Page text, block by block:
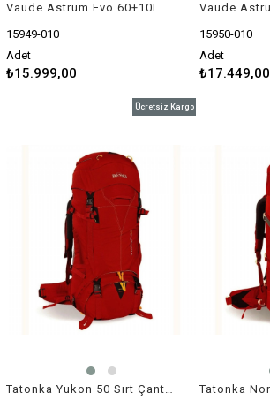
15949-010
Adet
₺15.999,00
15950-010
Adet
₺17.449,00
Tatonka Yukon 50 Sırt Çantası
Ücretsiz Kargo